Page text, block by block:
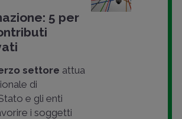
5 per
settore attua
di
e gli enti
i soggetti